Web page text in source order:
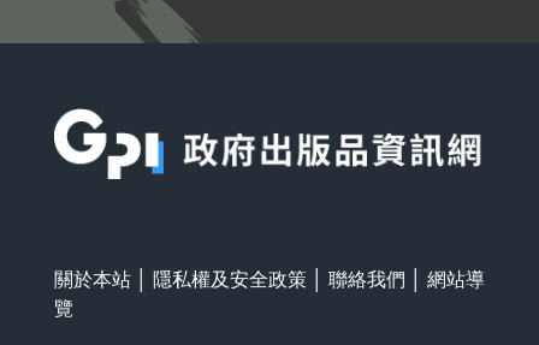
關於本站 隱私權及安全政策 聯絡我們
網站導
覽